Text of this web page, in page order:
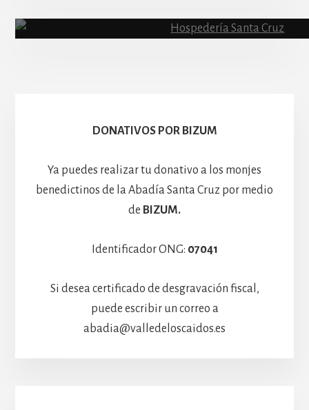
Hospedería
DONATIVOS POR BIZUM
Ya puedes realizar tu donativo a los monjes
benedictinos de la Abadía Santa Cruz por medio
de BIZUM.
Identificador ONG: 07041
Si desea certificado de desgravación fiscal,
puede escribir un correo a
abadia@valledeloscaidos.es